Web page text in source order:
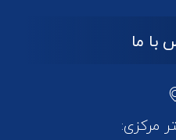
با ما
مرکزی: